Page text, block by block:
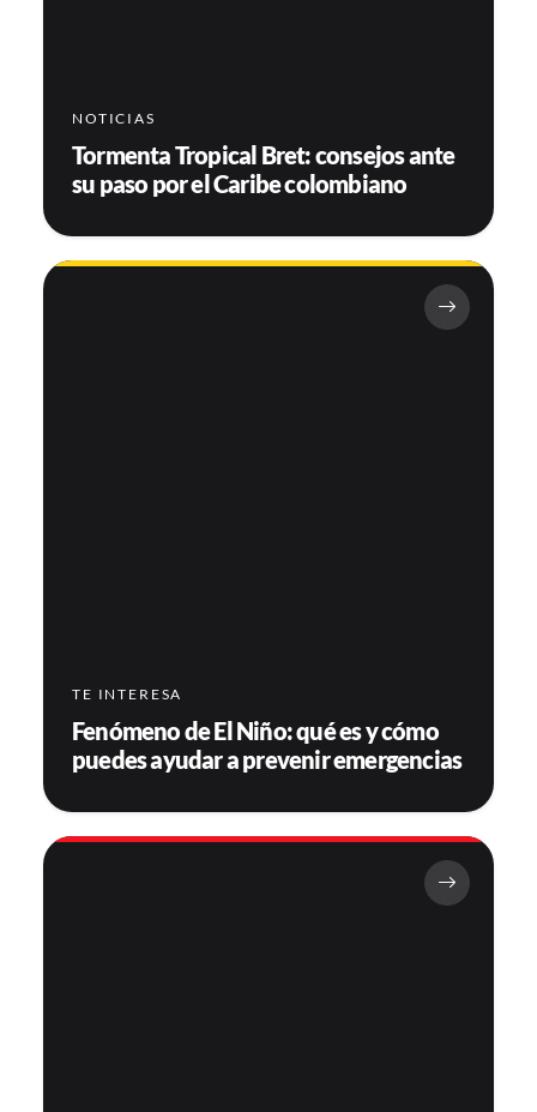
NOTICIAS
Tormenta Tropical Bret: consejos ante
su paso por el Caribe colombiano
TE INTERESA
Fenómeno de El Niño: qué es y cómo
puedes ayudar a prevenir emergencias